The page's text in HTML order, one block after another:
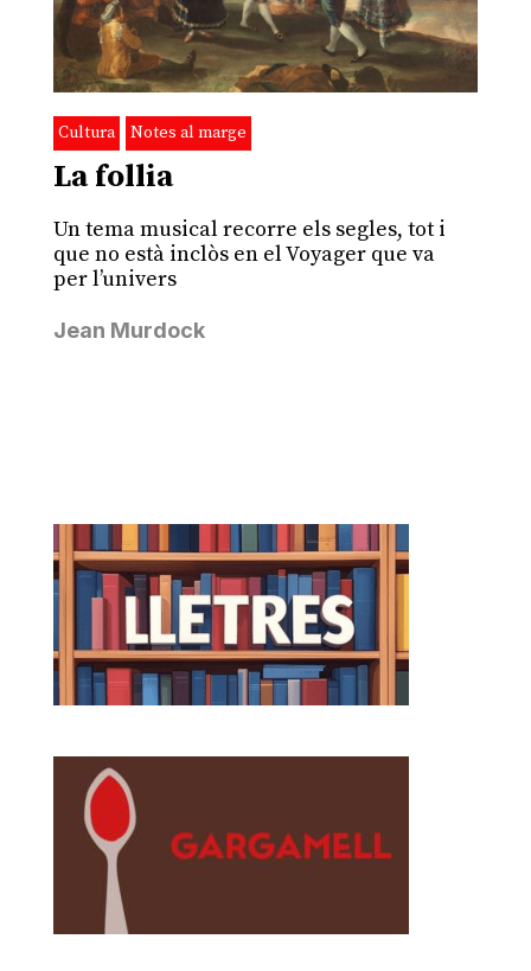
Cultura Notes al marge
La follia
Un tema musical recorre els segles, tot i
que no està inclòs en el Voyager que va
per l’univers
Jean Murdock